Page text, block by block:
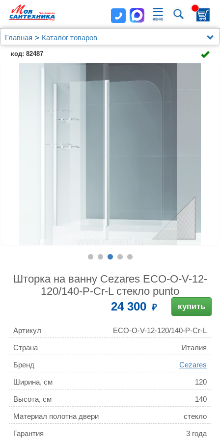
Главная
Каталог товаров
Душевые уголки, ограждения, поддоны
Душевые уголки (ограждения), шторки, двери и поддоны
Шторка на ванну Cezares ECO-O-V-12-120/140-P-Cr-
код: 82487
Шторка на ванну Cezares ECO-O-V-12-
120/140-P-Cr-L стекло punto
24 300 купить
Артикул ECO-O-V-12-120/140-P-Cr-L
Страна Италия
Бренд Cezares
Ширина, см 120
Высота, см 140
Материал полотна двери стекло
Гарантия 3 года